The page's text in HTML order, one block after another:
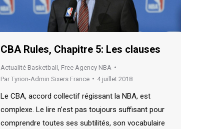
CBA Rules, Chapitre 5: Les clauses
Actualité Basketball Free Agency NBA
Par Tyrion-Admin Sixers France 4 juillet 2018
Le CBA, accord collectif régissant la NBA, est
complexe. Le lire n’est pas toujours suffisant pour
comprendre toutes ses subtilités, son vocabulaire